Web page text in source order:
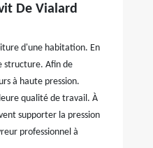
De Vialard
d'une habitation. En
structure. Afin de
à haute pression.
qualité de travail. À
supporter la pression
professionnel à